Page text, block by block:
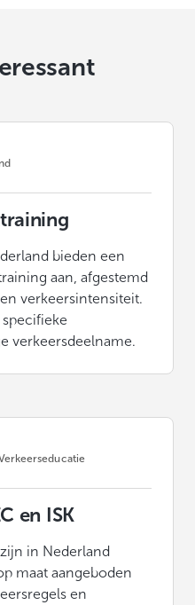
bieden een
aan, afgestemd
verkeersintensiteit.
verkeersdeelname.
en ISK
in Nederland
maat aangeboden
en